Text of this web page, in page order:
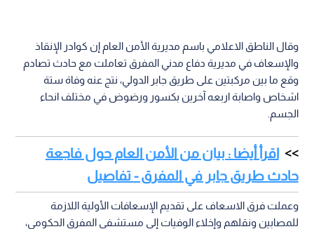
وقال الناطق الاعلامي باسم مديرية الأمن العام إن كوادر الإنقاذ
والإسعاف في مديرية دفاع مدني المفرق تعاملت مع حادث تصادم
وقع ما بين مركبتين على طريق جابر الدولي، نتج عنه وفاة ستة
اشخاص واصابة اربعه آخرين بكسور ورضوض في مختلف انحاء
الجسم.
اقرأ أيضا : بيان من الأمن العام حول فاجعة
حادث طريق جابر في المفرق - تفاصيل
وعملت فرق الاسعاف على تقديم الإسعافات الأولية اللازمة
للمصابين ونقلهم وإخلاء الوفيات إلى مستشفى المفرق الحكومي،